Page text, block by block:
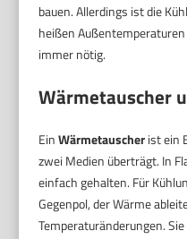
bauen. Allerdings ist die
heißen
immer nötig.
Wärmetauscher
EinWärmetauscherist ein
zwei Medien überträgt. In
einfach gehalten. Für
Gegenpol, der Wärme
Temperaturänderungen.